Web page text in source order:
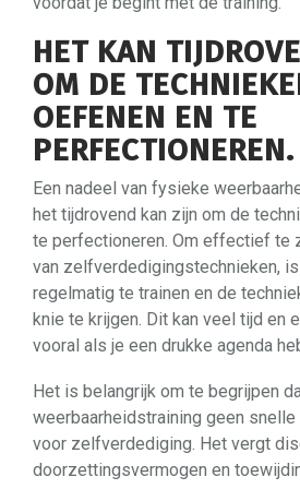
HET KAN
OM DE
OEFENEN EN TE
PERFECTIONEREN.
Een nadeel van fysieke
het tijdrovend kan zijn om de
te perfectioneren. Om effectief te
van zelfverdedigingstechnieken,
regelmatig te trainen en de
knie te krijgen. Dit kan veel tijd en
vooral als je een drukke agenda
Het is belangrijk om te begrijpen
weerbaarheidstraining geen
voor zelfverdediging. Het vergt
doorzettingsvermogen en